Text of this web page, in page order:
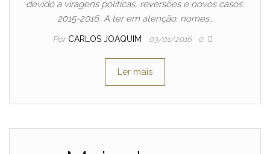
devido a viragens políticas, reversões e novos casos.
2015-2016 A ter em atenção: nomes…
Por CARLOS JOAQUIM 03/01/2016 0
Ler mais